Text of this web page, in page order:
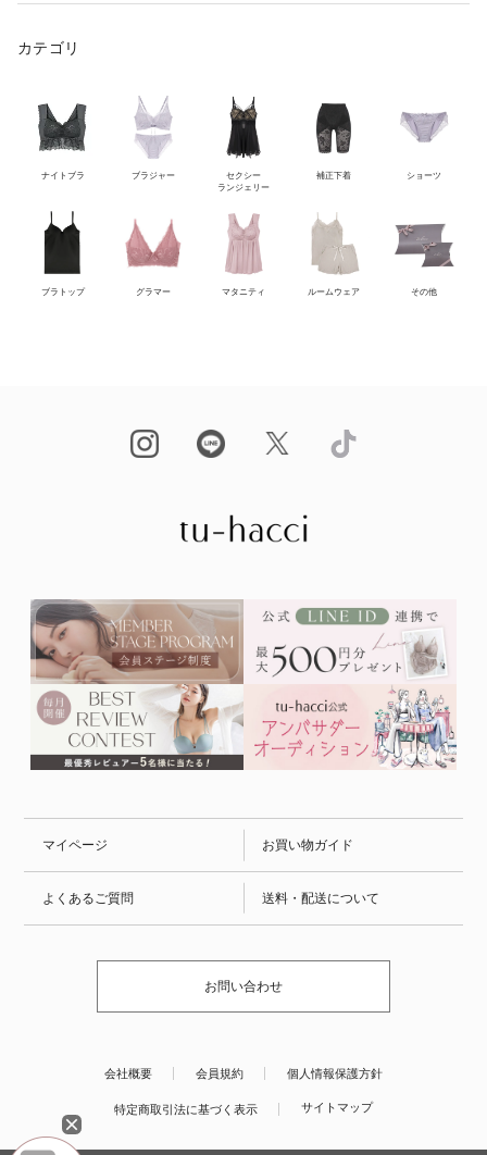
カテゴリ
ナイトブラ ブラジャー
セクシー
ランジェリー
補正下着 ショーツ
ブラトップ グラマー マタニティ ルームウェア その他
マイページ お買い物ガイド
よくあるご質問 送料・配送について
お問い合わせ
会社概要 会員規約 個人情報保護方針
特定商取引法に基づく表示 サイトマップ